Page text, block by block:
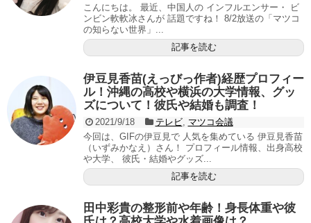
こんにちは。 最近、中国人の インフルエンサー・ ビ
ンビン軟軟冰さんが 話題ですね！ 8/2放送の「マツコ
の知らない世界」...
記事を読む
伊豆見香苗(えっびっ作者)経歴プロフィー
ル！沖縄の高校や横浜の大学情報、グッ
ズについて！彼氏や結婚も調査！
2021/9/18 テレビ, マツコ会議
今回は、GIFの伊豆見で 人気を集めている 伊豆見香苗
（いずみかなえ）さん！ プロフィール情報、出身高校
や大学、 彼氏・結婚やグッズ...
記事を読む
田中彩貴の整形前や年齢！身長体重や彼